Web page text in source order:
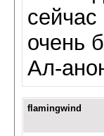
очень
Ал-
flamingwind